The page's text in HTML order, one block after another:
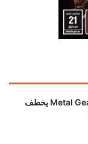
ريميك غير رسمي لـ Metal Gear Solid يخطف